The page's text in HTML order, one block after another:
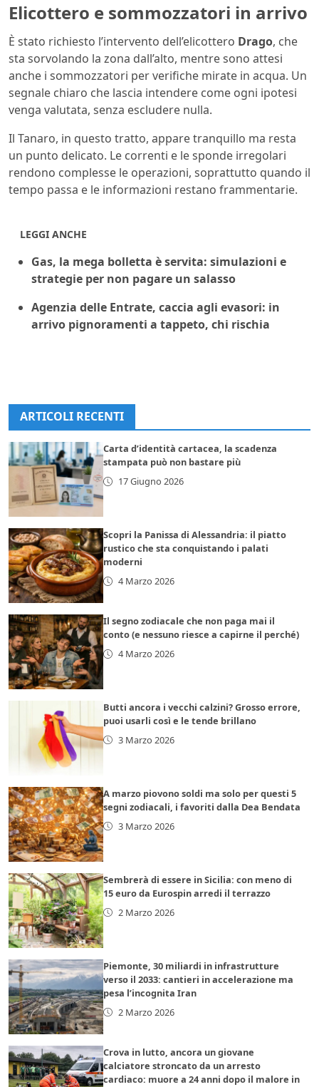
Elicottero e sommozzatori in arrivo
È stato richiesto l’intervento dell’elicottero Drago, che
sta sorvolando la zona dall’alto, mentre sono attesi
anche i sommozzatori per verifiche mirate in acqua. Un
segnale chiaro che lascia intendere come ogni ipotesi
venga valutata, senza escludere nulla.
Il Tanaro, in questo tratto, appare tranquillo ma resta
un punto delicato. Le correnti e le sponde irregolari
rendono complesse le operazioni, soprattutto quando il
tempo passa e le informazioni restano frammentarie.
LEGGI ANCHE
Gas, la mega bolletta è servita: simulazioni e
strategie per non pagare un salasso
Agenzia delle Entrate, caccia agli evasori: in
arrivo pignoramenti a tappeto, chi rischia
ARTICOLI RECENTI
Carta d’identità cartacea, la scadenza
stampata può non bastare più
17 Giugno 2026
Scopri la Panissa di Alessandria: il piatto
rustico che sta conquistando i palati
moderni
4 Marzo 2026
Il segno zodiacale che non paga mai il
conto (e nessuno riesce a capirne il perché)
4 Marzo 2026
Butti ancora i vecchi calzini? Grosso errore,
puoi usarli così e le tende brillano
3 Marzo 2026
A marzo piovono soldi ma solo per questi 5
segni zodiacali, i favoriti dalla Dea Bendata
3 Marzo 2026
Sembrerà di essere in Sicilia: con meno di
15 euro da Eurospin arredi il terrazzo
2 Marzo 2026
Piemonte, 30 miliardi in infrastrutture
verso il 2033: cantieri in accelerazione ma
pesa l’incognita Iran
2 Marzo 2026
Crova in lutto, ancora un giovane
calciatore stroncato da un arresto
cardiaco: muore a 24 anni dopo il malore in